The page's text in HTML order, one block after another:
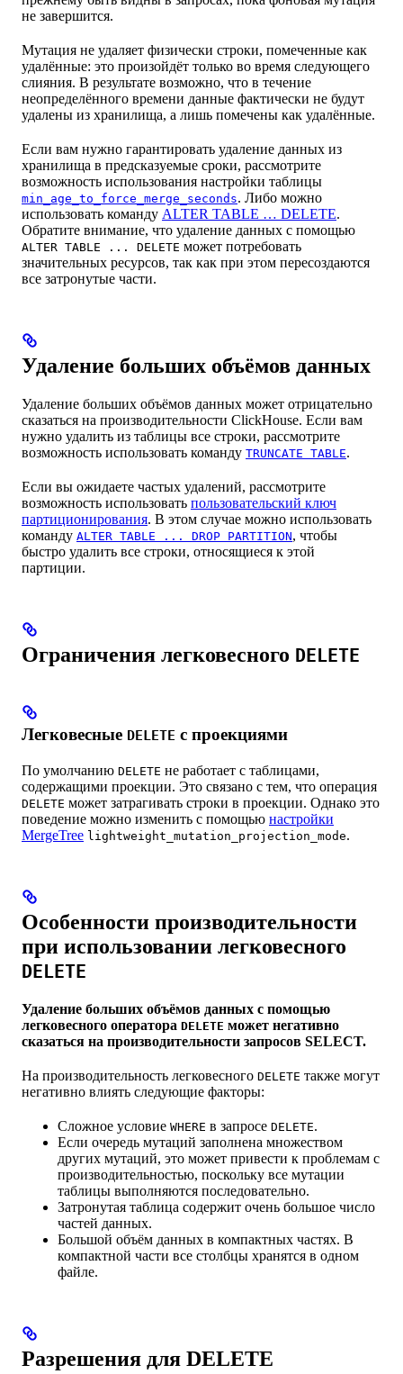
не завершится.
Мутация не удаляет физически строки, помеченные как
удалённые: это произойдёт только во время следующего
слияния. В результате возможно, что в течение
неопределённого времени данные фактически не будут
удалены из хранилища, а лишь помечены как удалённые.
Если вам нужно гарантировать удаление данных из
хранилища в предсказуемые сроки, рассмотрите
возможность использования настройки таблицы
min_age_to_force_merge_seconds. Либо можно
использовать команду ALTER TABLE … DELETE.
Обратите внимание, что удаление данных с помощью
ALTER TABLE ... DELETE может потребовать
значительных ресурсов, так как при этом пересоздаются
все затронутые части.
Удаление больших объёмов данных
Удаление больших объёмов данных может отрицательно
сказаться на производительности ClickHouse. Если вам
нужно удалить из таблицы все строки, рассмотрите
возможность использовать команду TRUNCATE TABLE.
Если вы ожидаете частых удалений, рассмотрите
возможность использовать пользовательский ключ
партиционирования. В этом случае можно использовать
команду ALTER TABLE ... DROP PARTITION, чтобы
быстро удалить все строки, относящиеся к этой
партиции.
Ограничения легковесного DELETE
Легковесные DELETE с проекциями
По умолчанию DELETE не работает с таблицами,
содержащими проекции. Это связано с тем, что операция
DELETE может затрагивать строки в проекции. Однако это
поведение можно изменить с помощью настройки
MergeTree lightweight_mutation_projection_mode.
Особенности производительности
при использовании легковесного
DELETE
Удаление больших объёмов данных с помощью
легковесного оператора DELETE может негативно
сказаться на производительности запросов SELECT.
На производительность легковесного DELETE также могут
негативно влиять следующие факторы:
Сложное условие WHERE в запросе DELETE.
Если очередь мутаций заполнена множеством
других мутаций, это может привести к проблемам с
производительностью, поскольку все мутации
таблицы выполняются последовательно.
Затронутая таблица содержит очень большое число
частей данных.
Большой объём данных в компактных частях. В
компактной части все столбцы хранятся в одном
файле.
Разрешения для DELETE